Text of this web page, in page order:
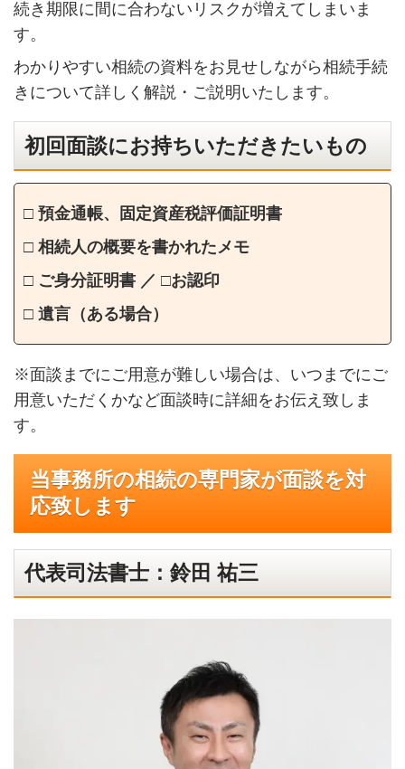
続き期限に間に合わないリスクが増えてしまいま
す。
わかりやすい相続の資料をお見せしながら相続手続
きについて詳しく解説・ご説明いたします。
初回面談にお持ちいただきたいもの
□ 預金通帳、固定資産税評価証明書
□ 相続人の概要を書かれたメモ
□ ご身分証明書 ／ □お認印
□ 遺言（ある場合）
※面談までにご用意が難しい場合は、いつまでにご
用意いただくかなど面談時に詳細をお伝え致しま
す。
当事務所の相続の専門家が面談を対
応致します
代表司法書士：鈴田 祐三